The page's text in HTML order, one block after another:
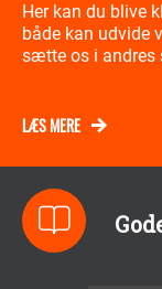
Her kan du blive
både kan udvide
sætte os i andres
LÆS MERE